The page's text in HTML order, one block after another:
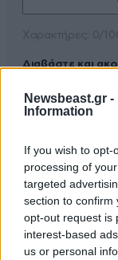
Newsbeast.gr -
Information
If you wish to
processing of
targeted
section to confirm
opt-out request is
interest-based
us or personal
Διαβάστε και
TRENDING